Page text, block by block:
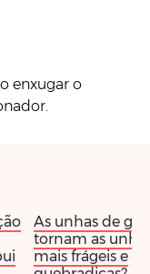
enxugar o
As unhas de gel
tornam as
mais frágeis e